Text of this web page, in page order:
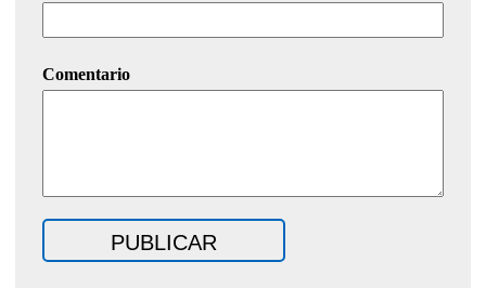
Comentario